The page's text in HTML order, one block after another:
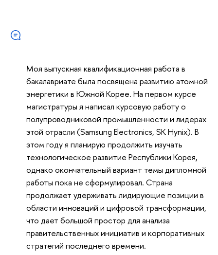
Моя выпускная квалификационная работа в
бакалавриате была посвящена развитию атомной
энергетики в Южной Корее. На первом курсе
магистратуры я написал курсовую работу о
полупроводниковой промышленности и лидерах
этой отрасли (Samsung Electronics, SK Hynix). В
этом году я планирую продолжить изучать
технологическое развитие Республики Корея,
однако окончательный вариант темы дипломной
работы пока не сформулировал. Страна
продолжает удерживать лидирующие позиции в
области инноваций и цифровой трансформации,
что дает большой простор для анализа
правительственных инициатив и корпоративных
стратегий последнего времени.